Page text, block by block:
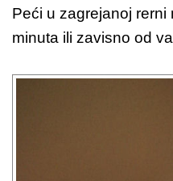
Peći u zagrejanoj rerni
minuta ili zavisno od